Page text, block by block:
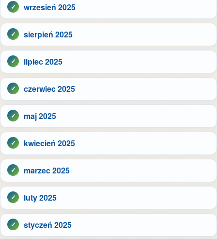
wrzesień 2025
sierpień 2025
lipiec 2025
czerwiec 2025
maj 2025
kwiecień 2025
marzec 2025
luty 2025
styczeń 2025